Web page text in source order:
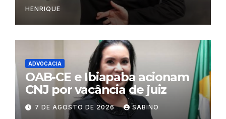
HENRIQUE
ADVOCACIA
OAB-CE e Ibiapaba acionam
CNJ por vacância de juiz
7 DE AGOSTO DE 2026 SABINO